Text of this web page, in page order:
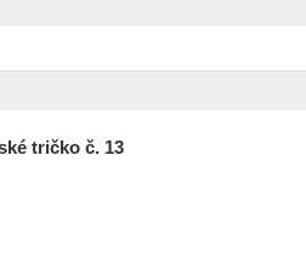
tričko č. 13